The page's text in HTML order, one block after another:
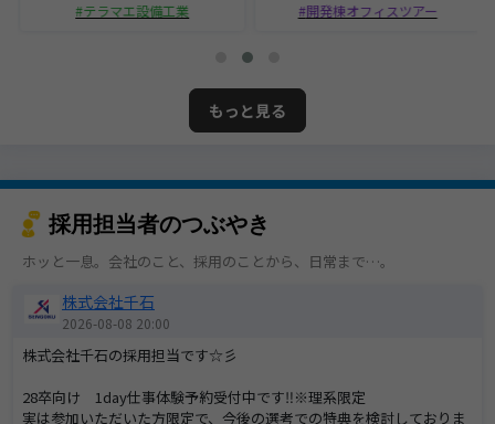
テラマエ設備工業 開発棟オフィスツアー
もっと見る
採用担当者のつぶやき
ホッと一息。会社のこと、採用のことから、日常まで…。
株式会社千石
2026-08-08 20:00
株式会社千石の採用担当です☆彡
28卒向け 1day仕事体験予約受付中です‼※理系限定
実は参加いただいた方限定で、今後の選考での特典を検討しておりま